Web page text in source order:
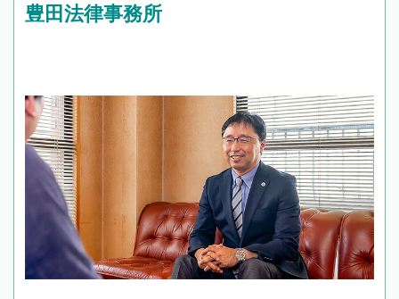
豊田法律事務所